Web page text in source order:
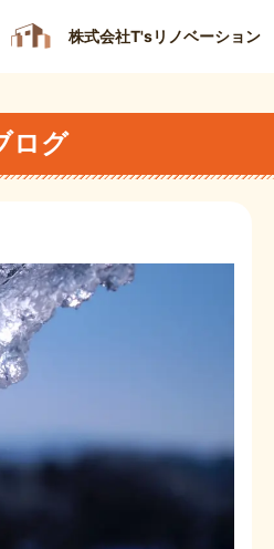
株式会社T'sリノベーション
ログ